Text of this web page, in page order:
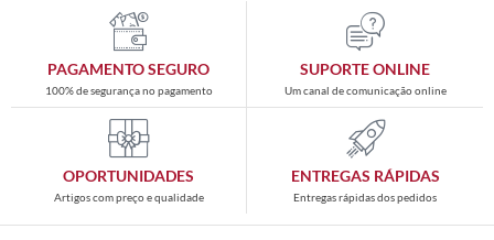
PAGAMENTO SEGURO
100% de segurança no pagamento
SUPORTE ONLINE
Um canal de comunicação online
OPORTUNIDADES
Artigos com preço e qualidade
ENTREGAS RÁPIDAS
Entregas rápidas dos pedidos